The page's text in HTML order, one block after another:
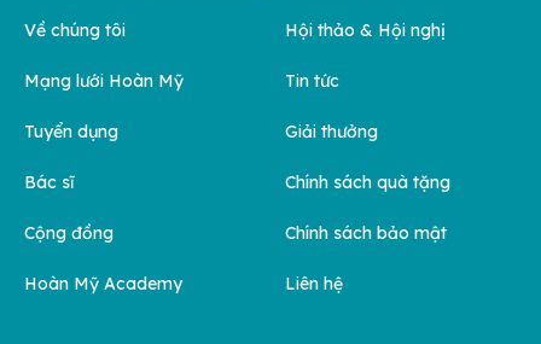
Về chúng tôi
Mạng lưới Hoàn Mỹ
Tuyển dụng
Bác sĩ
Cộng đồng
Hoàn Mỹ Academy
Hội thảo & Hội nghị
Tin tức
Giải thưởng
Chính sách quà tặng
Chính sách bảo mật
Liên hệ